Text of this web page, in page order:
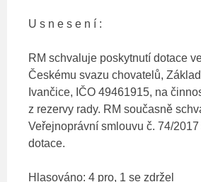
U s n e s e n í :
RM schvaluje poskytnutí dotace
Českému svazu chovatelů,
Ivančice, IČO 49461915, na
z rezervy rady. RM současně
Veřejnoprávní smlouvu č. 74/
dotace.
Hlasováno: 4 pro, 1 se zdržel